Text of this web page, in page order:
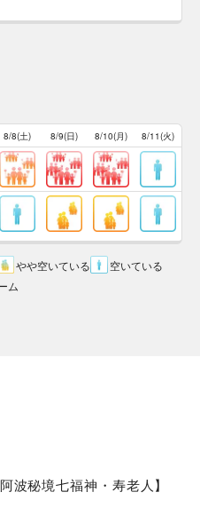
8/8(土) 8/9(日) 8/10(月) 8/11(火)
やや空いている
空いている
ム
波秘境七福神・寿老人】